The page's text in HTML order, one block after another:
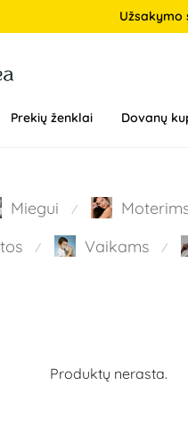
Užsakymo
Prekių ženklai Dovanų
Miegui ⁄
⁄ Vaikams ⁄
Produktų nerasta.